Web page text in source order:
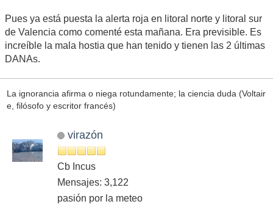
Pues ya está puesta la alerta roja en litoral norte y litoral sur
de Valencia como comenté esta mañana. Era previsible. Es
increíble la mala hostia que han tenido y tienen las 2 últimas
DANAs.
La ignorancia afirma o niega rotundamente; la ciencia duda (Voltair
e, filósofo y escritor francés)
virazón
Cb Incus
Mensajes: 3,122
pasión por la meteo